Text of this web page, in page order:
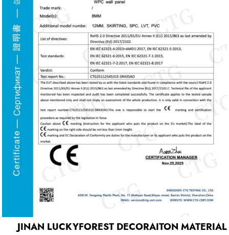
JINAN LUCKYFOREST DECORAITON MATERIAL